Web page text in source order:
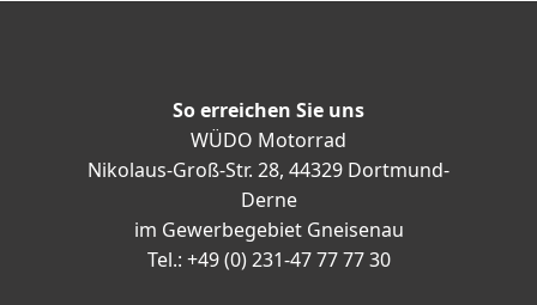
So erreichen Sie uns
WÜDO Motorrad
Nikolaus-Groß-Str. 28, 44329 Dortmund-
Derne
im Gewerbegebiet Gneisenau
Tel.: +49 (0) 231-47 77 77 30